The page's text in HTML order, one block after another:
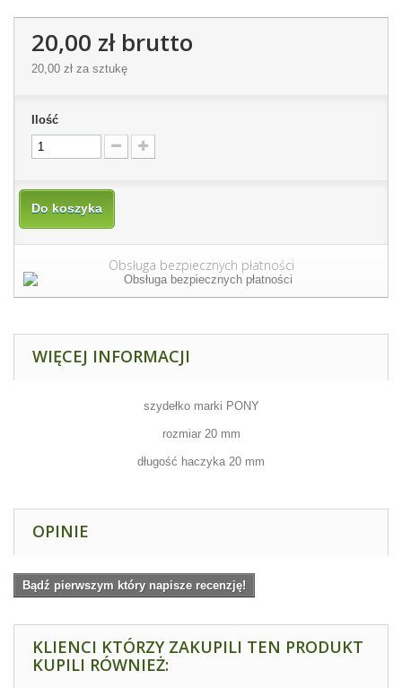
20,00 złbrutto
20,00 zł za sztukę
Ilość
Do koszyka
Obsługa bezpiecznych płatności
WIĘCEJ INFORMACJI
szydełko marki PONY
rozmiar 20 mm
długość haczyka 20 mm
OPINIE
Bądź pierwszym który napisze recenzję!
KLIENCI KTÓRZY ZAKUPILI TEN PRODUKT
KUPILI RÓWNIEŻ: